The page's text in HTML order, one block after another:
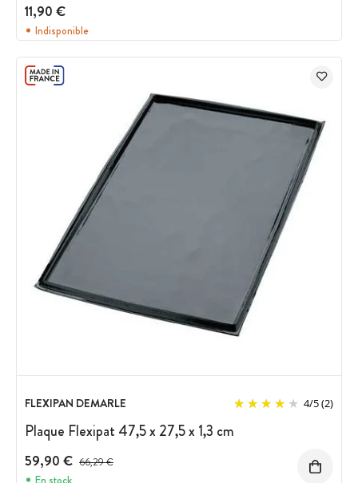
11,90 €
Indisponible
FLEXIPAN DEMARLE 4/5(2)
Plaque Flexipat 47,5 x 27,5 x 1,3 cm
59,90 € Prix avant réduction :
66,29 €
En stock